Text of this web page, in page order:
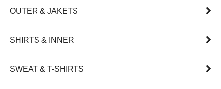
OUTER & JAKETS
SHIRTS & INNER
SWEAT & T-SHIRTS